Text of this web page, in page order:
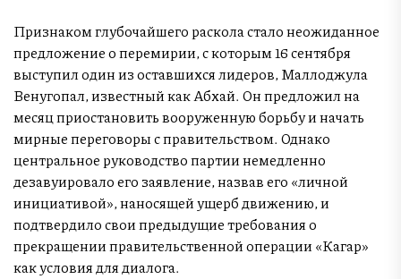
Признаком глубочайшего раскола стало неожиданное
предложение о перемирии, с которым 16 сентября
выступил один из оставшихся лидеров, Маллоджула
Венугопал, известный как Абхай. Он предложил на
месяц приостановить вооруженную борьбу и начать
мирные переговоры с правительством. Однако
центральное руководство партии немедленно
дезавуировало его заявление, назвав его «личной
инициативой», наносящей ущерб движению, и
подтвердило свои предыдущие требования о
прекращении правительственной операции «Кагар»
как условия для диалога.